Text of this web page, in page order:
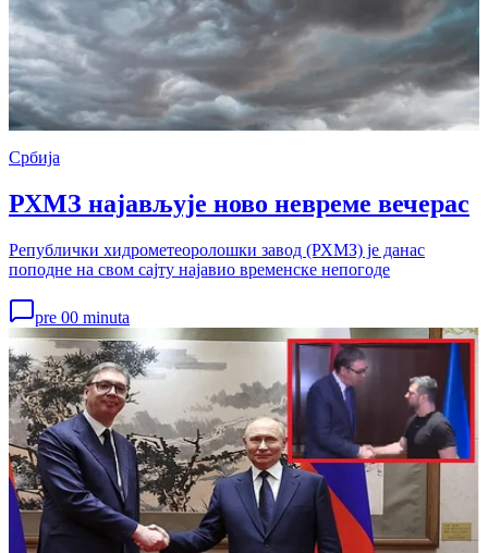
Србија
РХМЗ најављује ново невреме вечерас
Републички хидрометеоролошки завод (РХМЗ) је данас
поподне на свом сајту најавио временске непогоде
pre 00 minuta